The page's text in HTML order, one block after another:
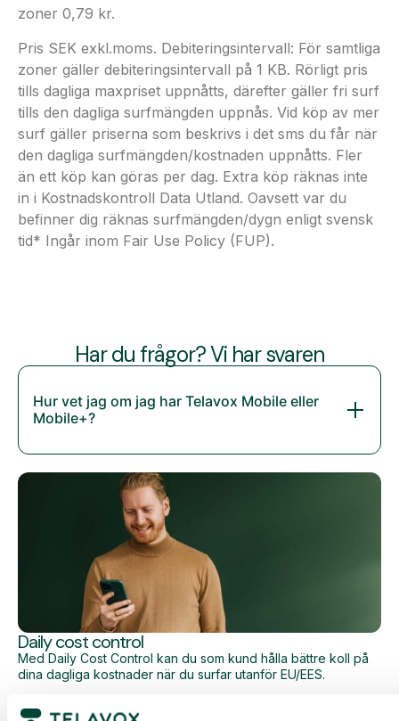
zoner 0,79 kr.
Pris SEK exkl.moms. Debiteringsintervall: För samtliga
zoner gäller debiteringsintervall på 1 KB. Rörligt pris
tills dagliga maxpriset uppnåtts, därefter gäller fri surf
tills den dagliga surfmängden uppnås. Vid köp av mer
surf gäller priserna som beskrivs i det sms du får när
den dagliga surfmängden/kostnaden uppnåtts. Fler
än ett köp kan göras per dag. Extra köp räknas inte
in i Kostnadskontroll Data Utland. Oavsett var du
befinner dig räknas surfmängden/dygn enligt svensk
tid* Ingår inom Fair Use Policy (FUP).
Har du frågor? Vi har svaren
Hur vet jag om jag har Telavox Mobile eller
Mobile+?
Daily cost control
Med Daily Cost Control kan du som kund hålla bättre koll på
dina dagliga kostnader när du surfar utanför EU/EES.